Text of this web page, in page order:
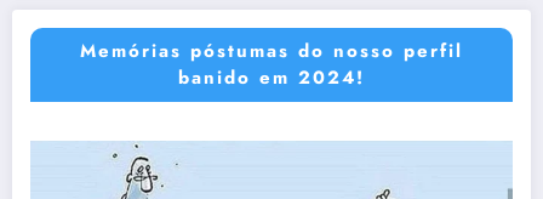
Memórias póstumas do nosso perfil
banido em 2024!